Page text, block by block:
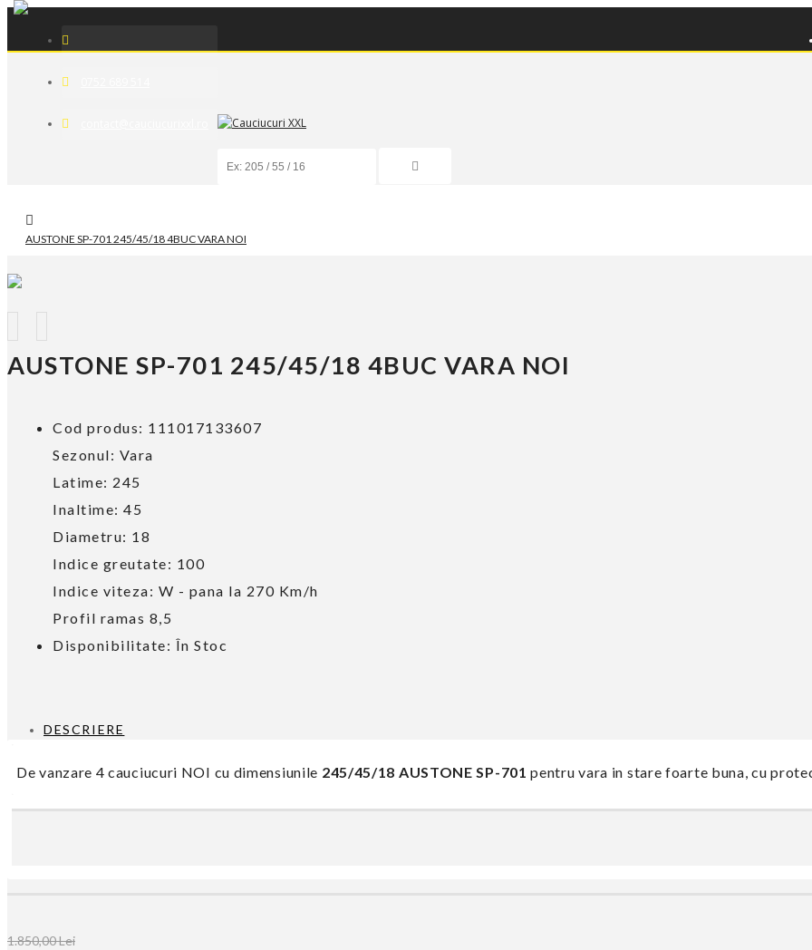
AUSTONE SP-701 245/45/18 4BUC VARA NOI
AUSTONE SP-701 245/45/18 4BUC VARA NOI
Cod produs: 111017133607
Sezonul: Vara
Latime: 245
Inaltime: 45
Diametru: 18
Indice greutate: 100
Indice viteza: W - pana la 270 Km/h
Profil ramas 8,5
Disponibilitate: În Stoc
DESCRIERE
De vanzare 4 cauciucuri NOI cu dimensiunile 245/45/18 AUSTONE SP-701 pentru vara in stare foarte buna, cu
1.850,00 Lei